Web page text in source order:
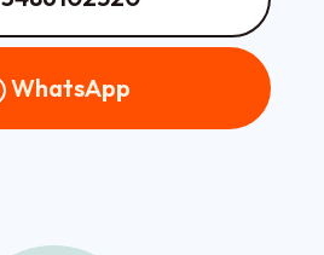
WhatsApp